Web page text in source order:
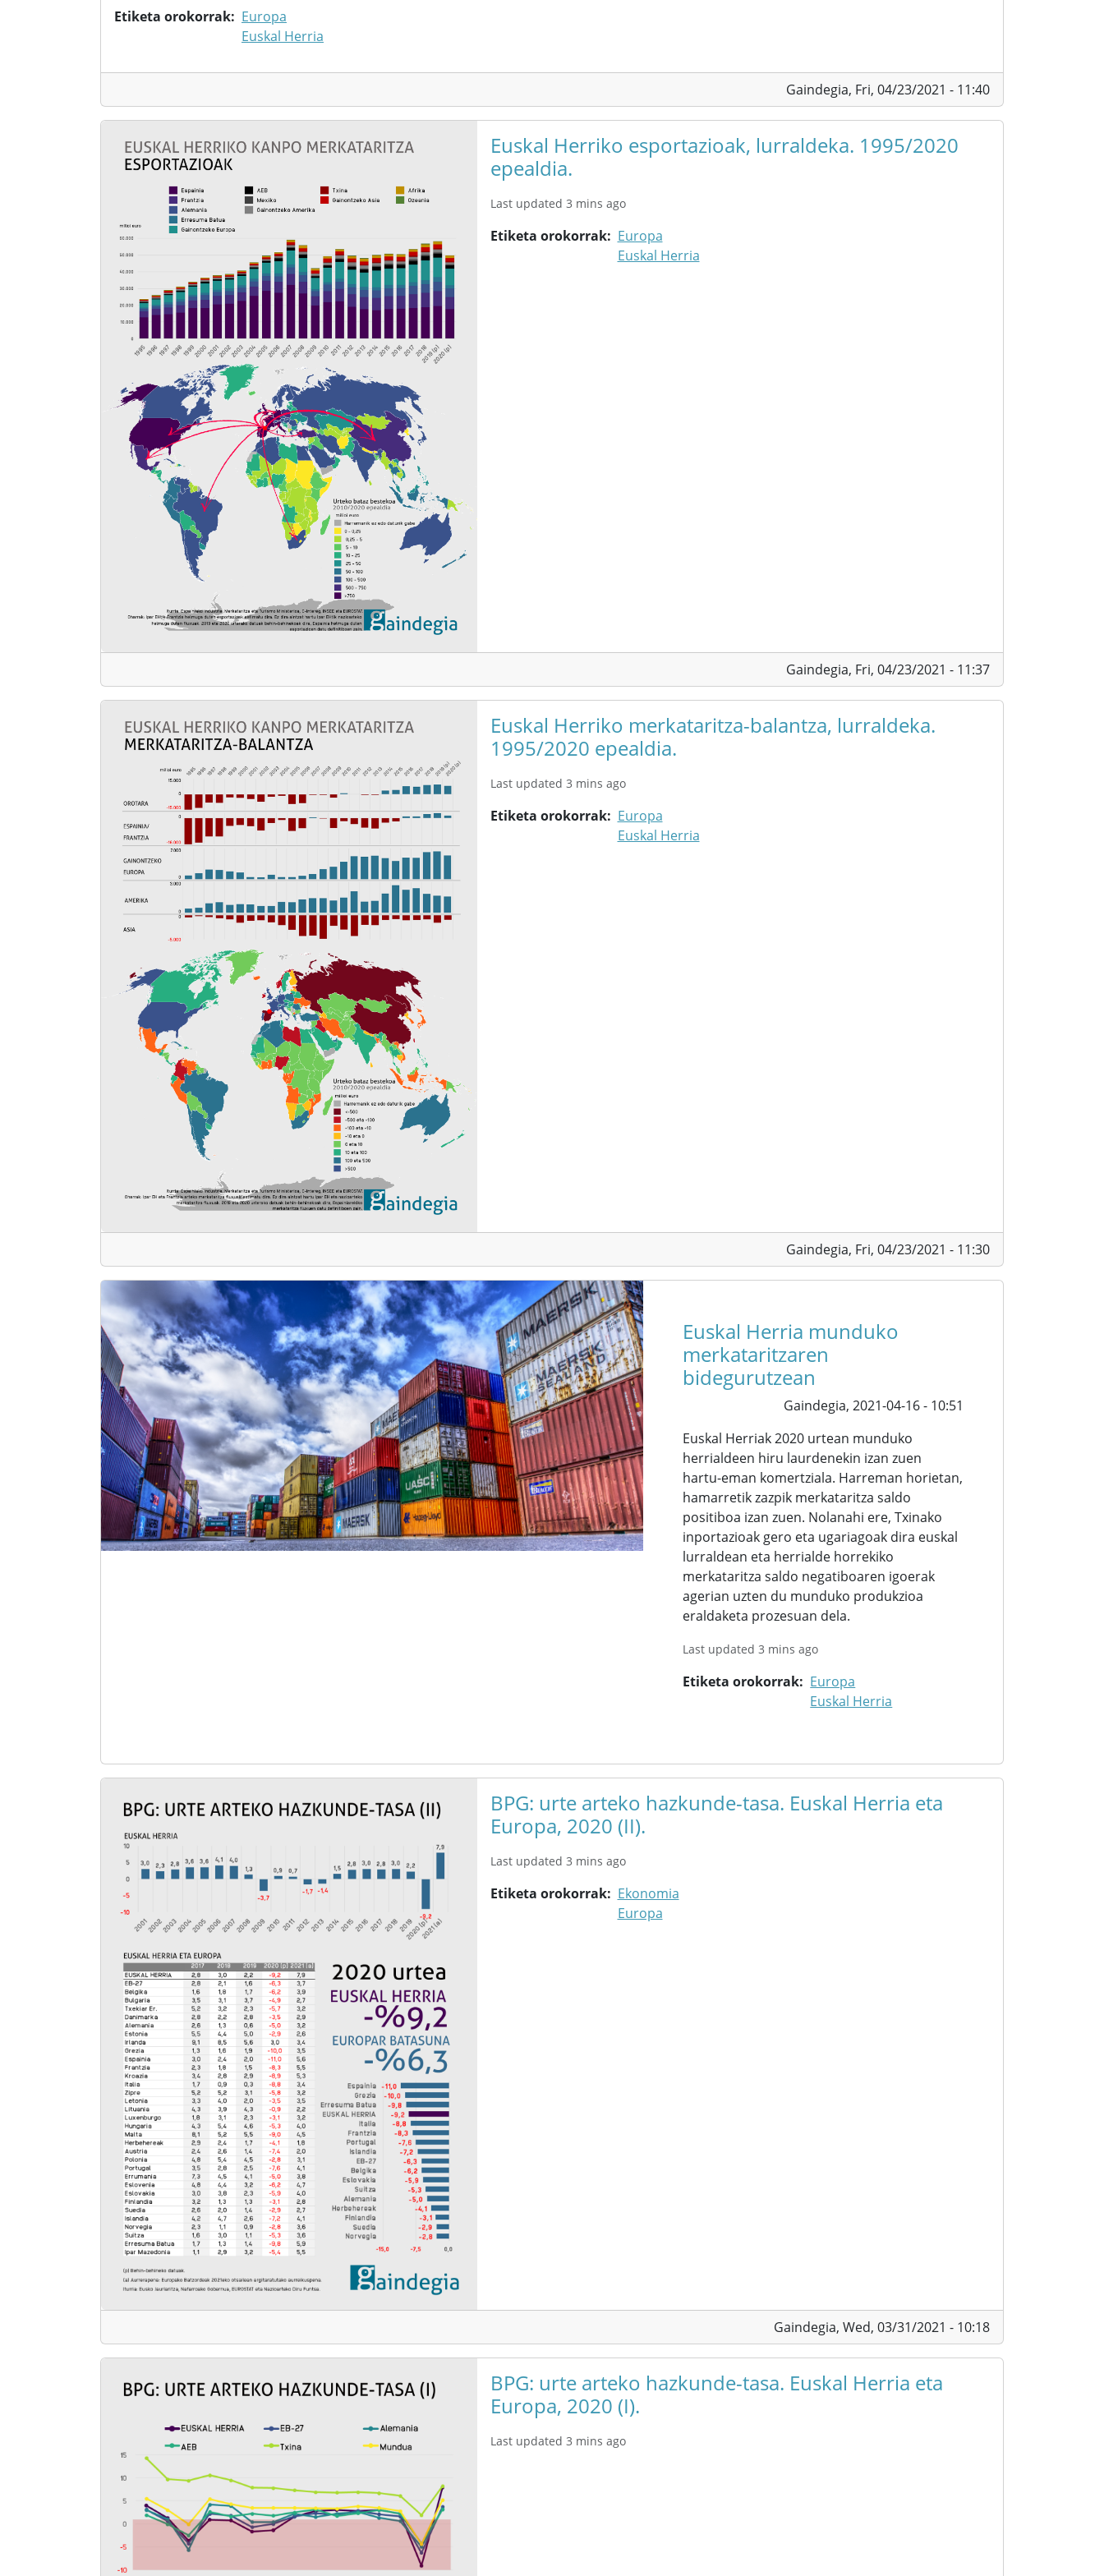
Etiketa orokorrak
Europa
Euskal Herria
Gaindegia, Fri, 04/23/2021 - 11:40
Euskal Herriko esportazioak, lurraldeka. 1995/2020
epealdia.
Last updated 3 mins ago
Etiketa orokorrak
Europa
Euskal Herria
Gaindegia, Fri, 04/23/2021 - 11:37
Euskal Herriko merkataritza-balantza, lurraldeka.
1995/2020 epealdia.
Last updated 3 mins ago
Etiketa orokorrak
Europa
Euskal Herria
Gaindegia, Fri, 04/23/2021 - 11:30
Euskal Herria munduko
merkataritzaren
bidegurutzean
Gaindegia, 2021-04-16 - 10:51
Euskal Herriak 2020 urtean munduko
herrialdeen hiru laurdenekin izan zuen
hartu-eman komertziala. Harreman horietan,
hamarretik zazpik merkataritza saldo
positiboa izan zuen. Nolanahi ere, Txinako
inportazioak gero eta ugariagoak dira euskal
lurraldean eta herrialde horrekiko
merkataritza saldo negatiboaren igoerak
agerian uzten du munduko produkzioa
eraldaketa prozesuan dela.
Last updated 3 mins ago
Etiketa orokorrak
Europa
Euskal Herria
BPG: urte arteko hazkunde-tasa. Euskal Herria eta
Europa, 2020 (II).
Last updated 3 mins ago
Etiketa orokorrak
Ekonomia
Europa
Gaindegia, Wed, 03/31/2021 - 10:18
BPG: urte arteko hazkunde-tasa. Euskal Herria eta
Europa, 2020 (I).
Last updated 3 mins ago